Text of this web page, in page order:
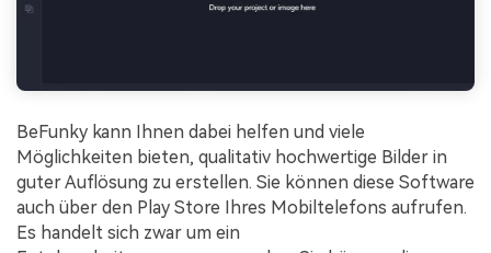
BeFunky kann Ihnen dabei helfen und viele
Möglichkeiten bieten, qualitativ hochwertige Bilder in
guter Auflösung zu erstellen. Sie können diese Software
auch über den Play Store Ihres Mobiltelefons aufrufen.
Es handelt sich zwar um ein